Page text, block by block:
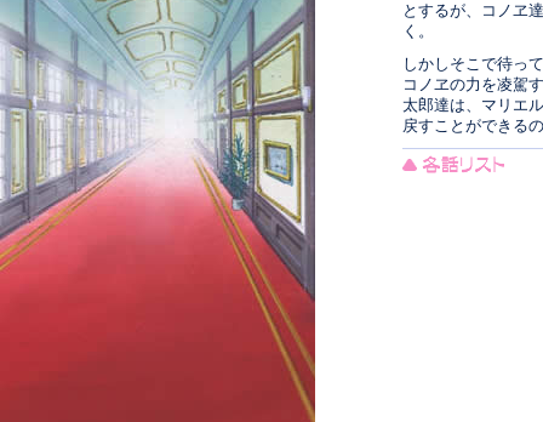
とするが、コノヱ
く。
しかしそこで待っ
コノヱの力を凌駕
太郎達は、マリエ
戻すことができる